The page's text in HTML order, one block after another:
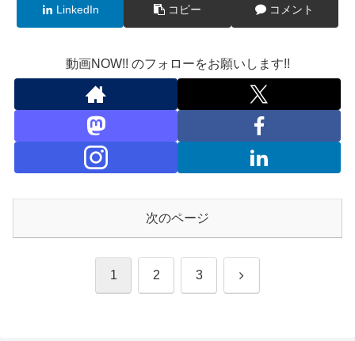
LinkedIn コピー コメント
動画NOW!! のフォローをお願いします!!
次のページ
1 2 3 次